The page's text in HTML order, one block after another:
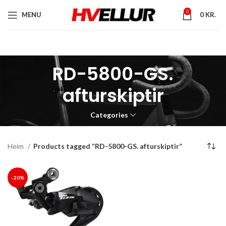
MENU 0 0 KR.
RD-5800-GS.
afturskiptir
Categories
Heim Products tagged “RD-5800-GS. afturskiptir”
-20%